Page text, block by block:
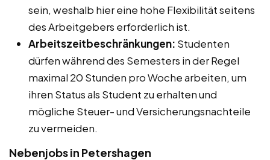
sein, weshalb hier eine hohe Flexibilität seitens
des Arbeitgebers erforderlich ist.
Arbeitszeitbeschränkungen: Studenten
dürfen während des Semesters in der Regel
maximal 20 Stunden pro Woche arbeiten, um
ihren Status als Student zu erhalten und
mögliche Steuer- und Versicherungsnachteile
zu vermeiden.
Nebenjobs in Petershagen